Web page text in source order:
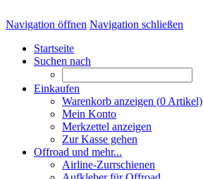
Navigation öffnen Navigation schließen
Startseite
Suchen nach
Einkaufen
Warenkorb anzeigen (0 Artikel)
Mein Konto
Merkzettel anzeigen
Zur Kasse gehen
Offroad und mehr...
Airline-Zurrschienen